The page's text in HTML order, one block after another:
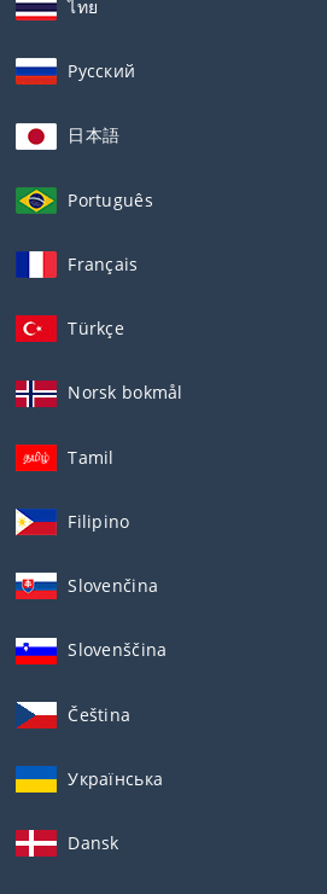
ไทย
Русский
日本語
Português
Français
Türkçe
Norsk bokmål
Tamil
Filipino
Slovenčina
Slovenščina
Čeština
Українська
Dansk